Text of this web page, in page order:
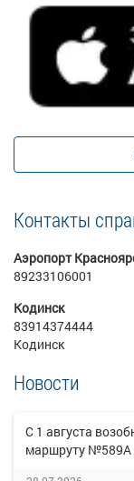
Контакты
Аэропорт
89233106001
Кодинск
83914374444
Кодинск
Новости
С 1 августа
маршруту №589А